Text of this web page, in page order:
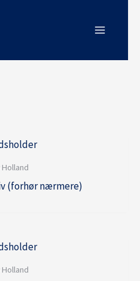
Holland
(forhør nærmere)
Holland